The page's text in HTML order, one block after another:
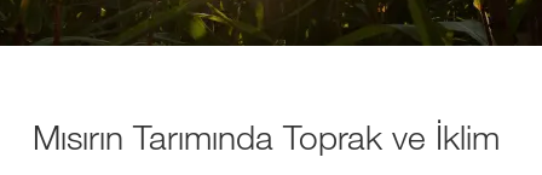
Mısırın Tarımında Toprak ve İklim